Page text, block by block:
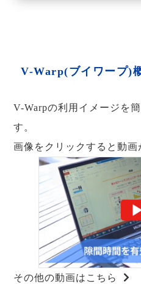
V-Warp(ブイワープ)
V-Warpの利用イメージを
す。
画像をクリックすると動画
その他の動画はこちら